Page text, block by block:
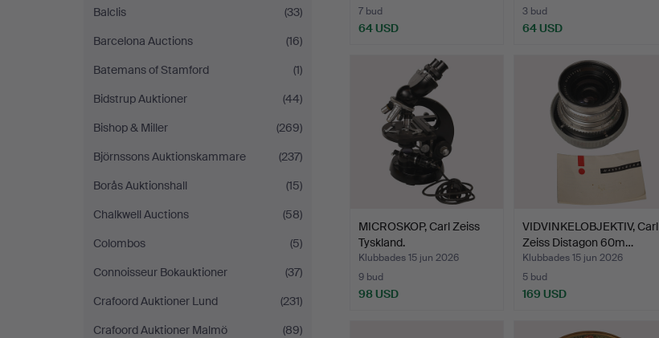
Balclis
(33)
Barcelona Auctions
(16)
Batemans of Stamford
(1)
Bidstrup Auktioner
(44)
Bishop & Miller
(269)
Björnssons Auktionskammare
(237)
Borås Auktionshall
(15)
Chalkwell Auctions
(58)
Colombos
(5)
Connoisseur Bokauktioner
(37)
Crafoord Auktioner Lund
(231)
Crafoord Auktioner Malmö
(89)
7 bud
64 USD
3 bud
64 USD
MICROSKOP, Carl Zeiss
Tyskland.
Klubbades 15 jun 2026
9 bud
98 USD
VIDVINKELOBJEKTIV, Carl
Zeiss Distagon 60m…
Klubbades 15 jun 2026
5 bud
169 USD